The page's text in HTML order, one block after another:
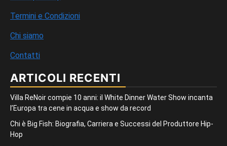
Termini e Condizioni
Chi siamo
Contatti
ARTICOLI RECENTI
Villa ReNoir compie 10 anni: il White Dinner Water Show incanta
l’Europa tra cene in acqua e show da record
Chi è Big Fish: Biografia, Carriera e Successi del Produttore Hip-
Hop